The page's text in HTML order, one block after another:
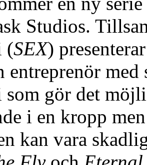
Studios.
(SEX)
entreprenör med
gör det
i en kropp
kan vara